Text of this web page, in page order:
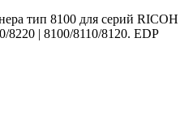
тип 8100 для серий RICOH
8220 | 8100/8110/8120. EDP